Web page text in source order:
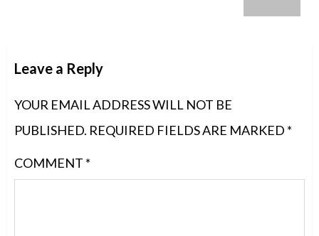
Leave a Reply
YOUR EMAIL ADDRESS WILL NOT BE
PUBLISHED. REQUIRED FIELDS ARE MARKED *
COMMENT *